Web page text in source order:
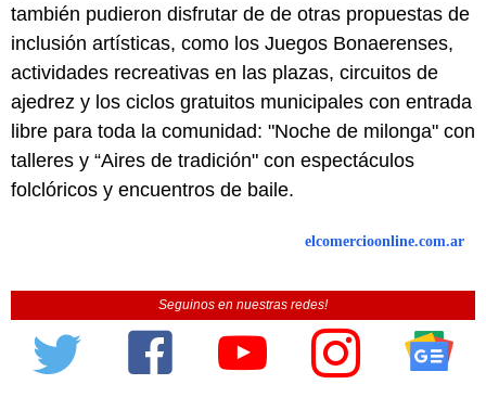
también pudieron disfrutar de de otras propuestas de
inclusión artísticas, como los Juegos Bonaerenses,
actividades recreativas en las plazas, circuitos de
ajedrez y los ciclos gratuitos municipales con entrada
libre para toda la comunidad: "Noche de milonga" con
talleres y “Aires de tradición" con espectáculos
folclóricos y encuentros de baile.
elcomercioonline.com.ar
Seguinos en nuestras redes!